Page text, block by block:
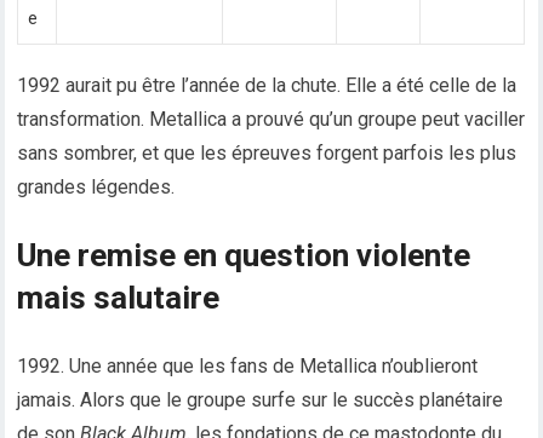
e
1992 aurait pu être l’année de la chute. Elle a été celle de la
transformation. Metallica a prouvé qu’un groupe peut vaciller
sans sombrer, et que les épreuves forgent parfois les plus
grandes légendes.
Une remise en question violente
mais salutaire
1992. Une année que les fans de Metallica n’oublieront
jamais. Alors que le groupe surfe sur le succès planétaire